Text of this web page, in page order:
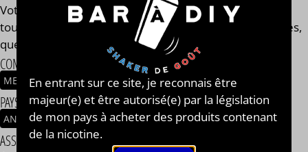
Votre e-liquide Heisenberg Grape Edition Limitée aura
toujours le même goût et les mêmes qualités gustatives,
que vous soyez en 0, 2, 9, 11 ou 14 mg/ml.
COMPOSITION
MENTHOL RAISIN BAIES ROUGES
PAYS / ORIGINE DU CONCENTRÉ
ANGLETERRE
ASSEMBLAGE
En entrant sur ce site, je reconnais être
majeur(e) et être autorisé(e) par la législation
de mon pays à acheter des produits contenant
de la nicotine.